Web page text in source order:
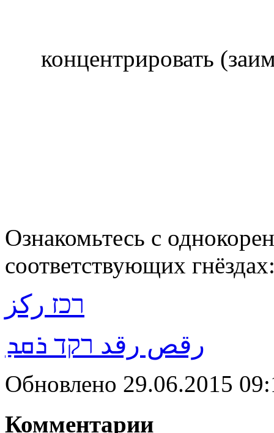
концентрировать
Ознакомьтесь с
соответствующих
רכז ركز
رقص رقد רקד ܪܩܕ
Обновлено 29.06.2015
Комментарии